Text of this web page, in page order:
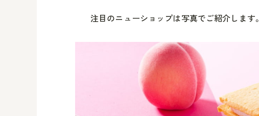
注目のニューショップは写真でご紹介します。